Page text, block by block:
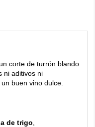
corte de turrón blando
ni aditivos ni
buen vino dulce.
de trigo